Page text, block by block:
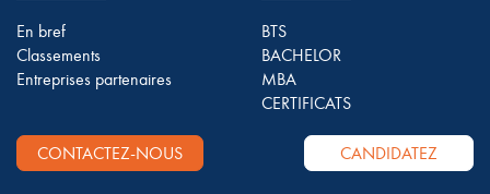
En bref
Classements
Entreprises partenaires
BTS
BACHELOR
MBA
CERTIFICATS
CONTACTEZ-NOUS CANDIDATEZ